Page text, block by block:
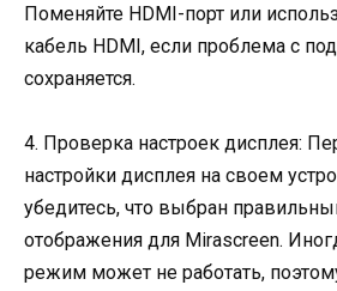
Поменяйте HDMI-порт или
кабель HDMI, если проблема с
сохраняется.
4. Проверка настроек дисплея:
настройки дисплея на своем
убедитесь, что выбран
отображения для Mirascreen.
режим может не работать,